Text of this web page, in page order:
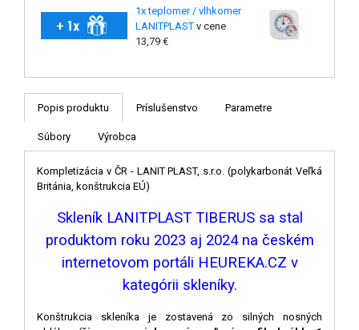
1x teplomer / vlhkomer
LANITPLASTv cene
13,79 €
Popis produktu Príslušenstvo Parametre
Súbory Výrobca
Kompletizácia v ČR - LANIT PLAST, s.r.o. (polykarbonát Veľká
Británia, konštrukcia EÚ)
Skleník LANITPLAST TIBERUS sa stal
produktom roku 2023 aj 2024 na českém
internetovom portáli HEUREKA.CZ v
kategórii skleníky.
Konštrukcia skleníka je zostavená zo silných nosných